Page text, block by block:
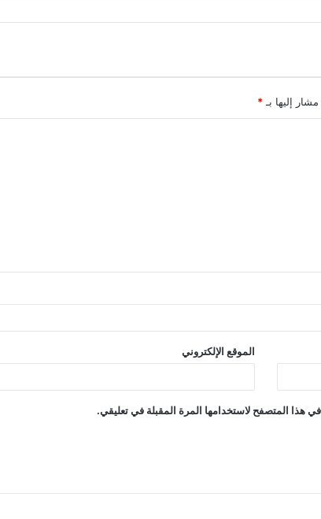
إليها بـ*
الموقع الإلكتروني
هذا المتصفح لاستخدامها المرة المقبلة في تعليقي.